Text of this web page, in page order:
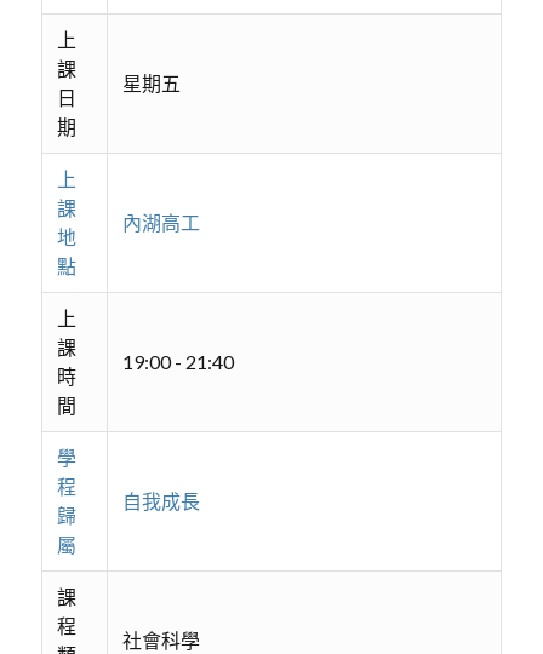
上
課
日
期
星期五
上
課
地
點
內湖高工
上
課
時
間
19:00 - 21:40
學
程
歸
屬
自我成長
課
程
社會科學